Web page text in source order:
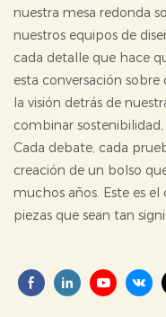
nuestra mesa redonda
nuestros equipos de
cada detalle que hace
esta conversación
la visión detrás de
combinar
Cada debate, cada
creación de un bolso
muchos años. Este es
piezas que sean tan